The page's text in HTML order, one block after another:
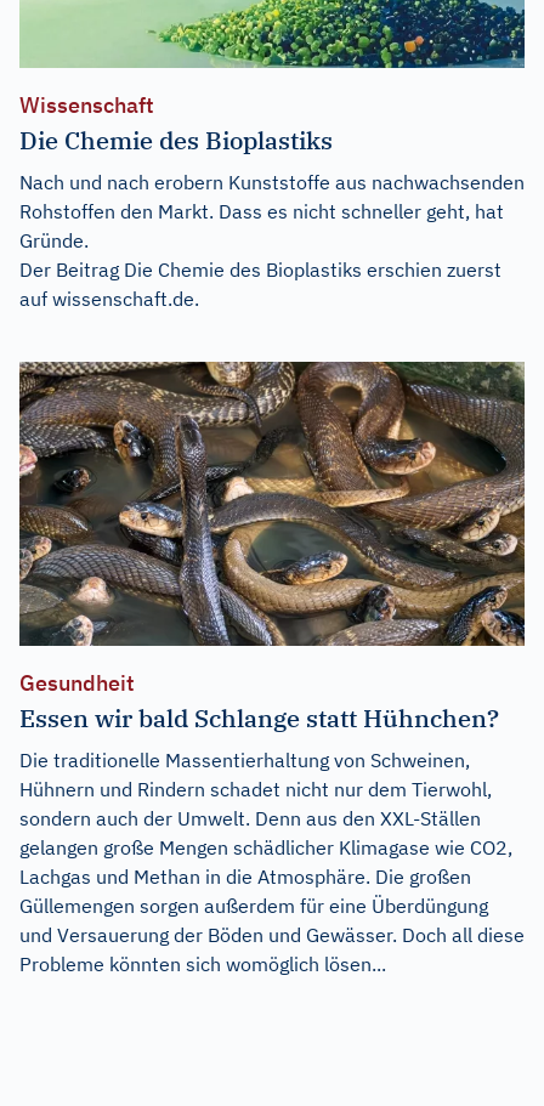
Wissenschaft
Die Chemie des Bioplastiks
Nach und nach erobern Kunststoffe aus nachwachsenden
Rohstoffen den Markt. Dass es nicht schneller geht, hat
Gründe.
Der Beitrag Die Chemie des Bioplastiks erschien zuerst
auf wissenschaft.de.
Gesundheit
Essen wir bald Schlange statt Hühnchen?
Die traditionelle Massentierhaltung von Schweinen,
Hühnern und Rindern schadet nicht nur dem Tierwohl,
sondern auch der Umwelt. Denn aus den XXL-Ställen
gelangen große Mengen schädlicher Klimagase wie CO2,
Lachgas und Methan in die Atmosphäre. Die großen
Güllemengen sorgen außerdem für eine Überdüngung
und Versauerung der Böden und Gewässer. Doch all diese
Probleme könnten sich womöglich lösen...